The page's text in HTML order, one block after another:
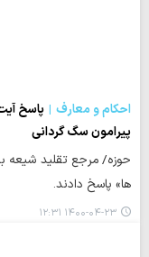
احکام و معارف
پاسخ
پیرامون سگ گردانی
حوزه/ مرجع تقلید شیعه
ها» پاسخ دادند.
۱۴۰۰-۰۴-۲۳ ۱۲:۳۱